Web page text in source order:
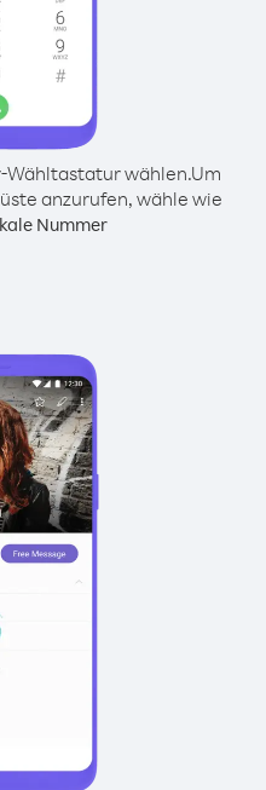
Wähltastatur wählen.Um
anzurufen, wähle wie
Nummer